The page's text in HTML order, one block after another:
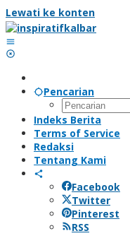
Lewati ke konten
Pencarian
Indeks Berita
Terms of Service
Redaksi
Tentang Kami
Facebook
Twitter
Pinterest
RSS